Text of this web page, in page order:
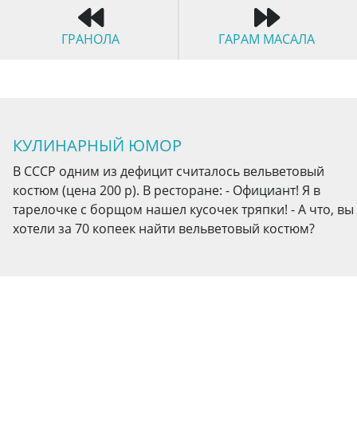
ГРАНОЛА ГАРАМ МАСАЛА
КУЛИНАРНЫЙ ЮМОР
В СССР одним из дефицит считалось вельветовый
костюм (цена 200 р). В ресторане: - Официант! Я в
тарелочке с борщом нашел кусочек тряпки! - А что, вы
хотели за 70 копеек найти вельветовый костюм?